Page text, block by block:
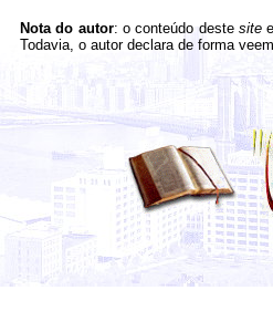
Nota do autor: o conteúdo destesite
Todavia, o autor declara de forma